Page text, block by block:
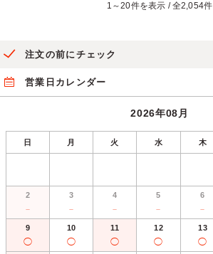
1～20件を表示 / 全2,054件
注文の前にチェック
営業日カレンダー
2026年08月
日 月 火 水 木
2
－
3
－
4
－
5
－
6
－
9
◯
10
◯
11
◯
12
◯
13
◯